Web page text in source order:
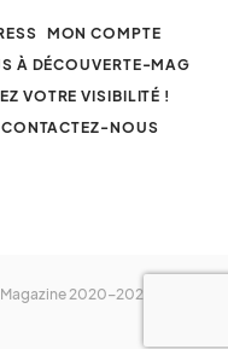
MON COMPTE
À DÉCOUVERTE-MAG
VOTRE VISIBILITÉ !
CONTACTEZ-NOUS
2020-2025